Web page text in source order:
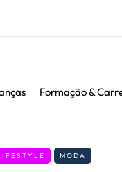
Formação &
MODA